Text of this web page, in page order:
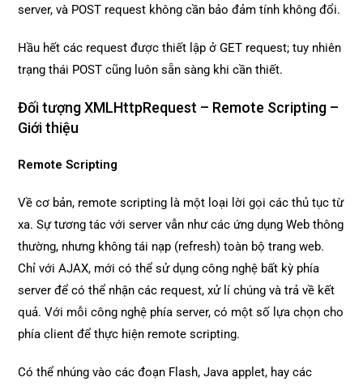
server, và POST request không cần bảo đảm tính không đổi.
Hầu hết các request được thiết lập ở GET request; tuy nhiên
trạng thái POST cũng luôn sẵn sàng khi cần thiết.
Đối tượng XMLHttpRequest – Remote Scripting –
Giới thiệu
Remote Scripting
Về cơ bản, remote scripting là một loại lời gọi các thủ tục từ
xa. Sự tương tác với server vẫn như các ứng dụng Web thông
thường, nhưng không tái nạp (refresh) toàn bộ trang web.
Chỉ với AJAX, mới có thể sử dụng công nghệ bất kỳ phía
server để có thể nhận các request, xử lí chúng và trả về kết
quả. Với mỗi công nghệ phía server, có một số lựa chọn cho
phía client để thực hiện remote scripting.
Có thể nhúng vào các đoạn Flash, Java applet, hay các